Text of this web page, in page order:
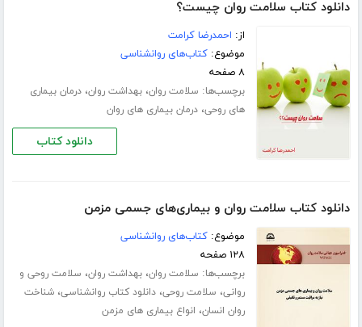
دانلود کتاب سلامت روان چیست؟
از: احمدرضا کرامت
موضوع:کتاب‌های روانشناسی
۸ صفحه
برچسب‌ها: سلامت روان،بهداشت روان،درمان بیماری
های روحی،درمان بیماری های روان
دانلود کتاب
دانلود کتاب سلامت روان و بیماری‌های جسمی مزمن
موضوع:کتاب‌های روانشناسی
۱۲۸ صفحه
برچسب‌ها: سلامت روان،بهداشت روان، سلامت روحی و
روانی، سلامت روحی،دانلود کتاب روانشناسی،شناخت
روان انسان، انواع بیماری های مزمن